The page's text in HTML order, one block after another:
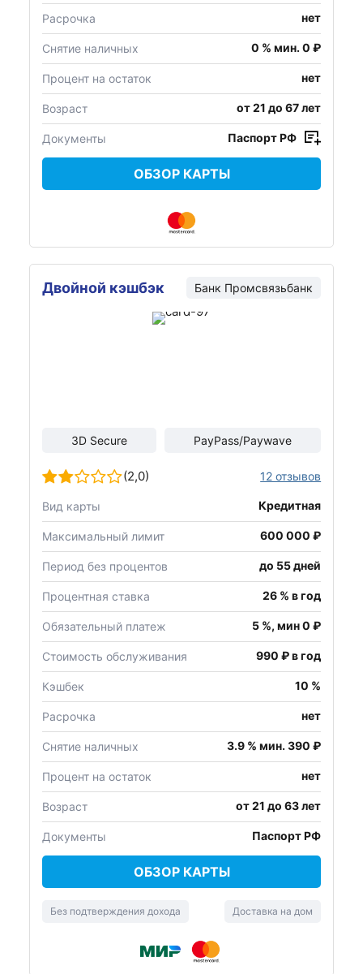
Расрочка нет
Снятие наличных 0 % мин. 0 ₽
Процент на остаток нет
Возраст от 21 до 67 лет
Документы Паспорт РФ
ОБЗОР КАРТЫ
Двойной кэшбэк Банк Промсвязьбанк
3D Secure PayPass/Paywave
(2,0) 12 отзывов
Вид карты Кредитная
Максимальный лимит 600 000 ₽
Период без процентов до 55 дней
Процентная ставка 26 % в год
Обязательный платеж 5 %, мин 0 ₽
Стоимость обслуживания 990 ₽ в год
Кэшбек 10 %
Расрочка нет
Снятие наличных 3.9 % мин. 390 ₽
Процент на остаток нет
Возраст от 21 до 63 лет
Документы Паспорт РФ
ОБЗОР КАРТЫ
Без подтверждения дохода Доставка на дом